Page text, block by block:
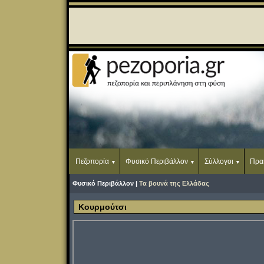
Πεζοπορία Φυσικό Περιβάλλον Σύλλογοι
Φυσικό Περιβάλλον | Τα βουνά της Ελλάδας
Κουρμούτσι